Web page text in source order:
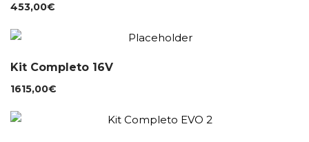
453,00€
Kit Completo 16V
1615,00€